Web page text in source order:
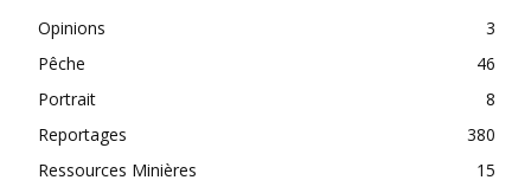
Opinions
3
Pêche
46
Portrait
8
Reportages
380
Ressources Minières
15